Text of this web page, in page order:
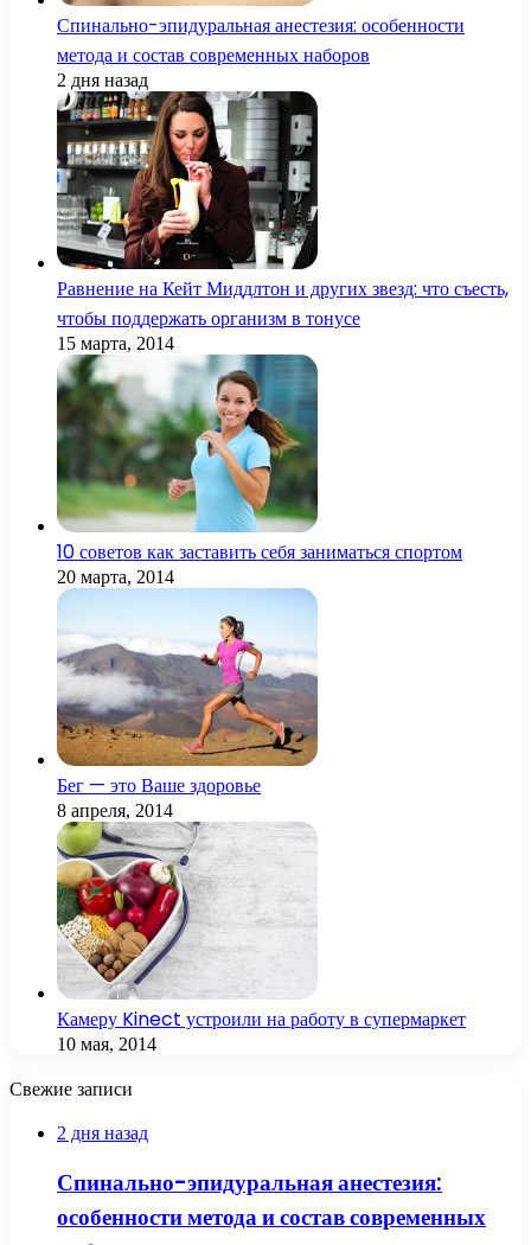
Спинально-эпидуральная анестезия: особенности
метода и состав современных наборов
2 дня назад
Равнение на Кейт Миддлтон и других звезд: что съесть,
чтобы поддержать организм в тонусе
15 марта, 2014
10 советов как заставить себя заниматься спортом
20 марта, 2014
Бег — это Ваше здоровье
8 апреля, 2014
Камеру Kinect устроили на работу в супермаркет
10 мая, 2014
Свежие записи
2 дня назад
Спинально-эпидуральная анестезия:
особенности метода и состав современных